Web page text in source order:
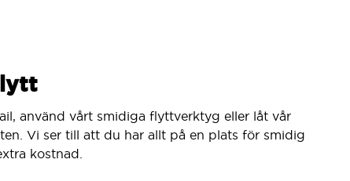
använd vårt smidiga flyttverktyg eller låt vår
Vi ser till att du har allt på en plats för smidig
kostnad.